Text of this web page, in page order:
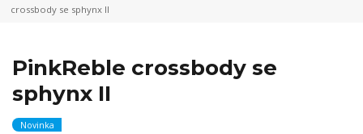
crossbody se sphynx II
PinkReble crossbody se
sphynx II
Novinka